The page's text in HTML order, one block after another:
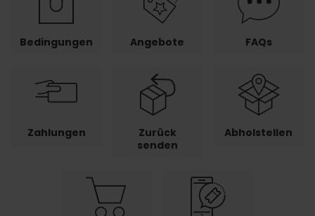
Bedingungen Angebote FAQs
Zahlungen
Zurück
senden
Abholstellen